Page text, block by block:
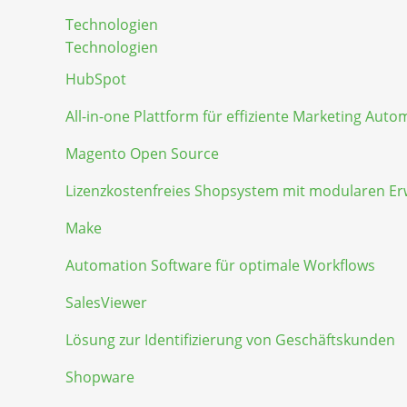
Technologien
Technologien
HubSpot
All-in-one Plattform für effiziente Marketing
Magento Open Source
Lizenzkostenfreies Shopsystem mit modularen
Make
Automation Software für optimale Workflows
SalesViewer
Lösung zur Identifizierung von Geschäftskunden
Shopware